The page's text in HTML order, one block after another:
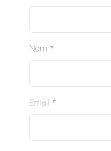
Nom *
Email *